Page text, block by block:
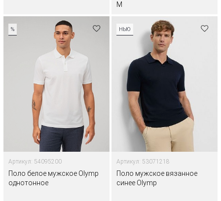
M
%
Артикул: 54095200
Поло белое мужское Olymp
однотонное
НЬЮ
Артикул: 53071218
Поло мужское вязанное
синее Olymp